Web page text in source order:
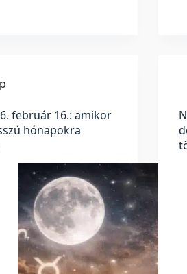
február 16.: amikor
hónapokra